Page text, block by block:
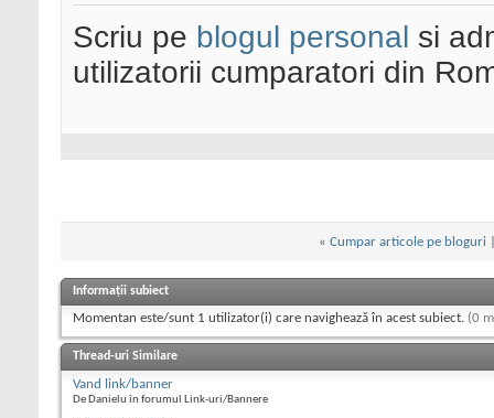
Scriu pe blogul personal si
utilizatorii cumparatori din
« Cumpar articole pe bloguri
Informații subiect
Momentan este/sunt 1 utilizator(i) care navighează în acest subiect. (0
Thread-uri Similare
Vand link/banner
De Danielu în forumul Link-uri/Bannere